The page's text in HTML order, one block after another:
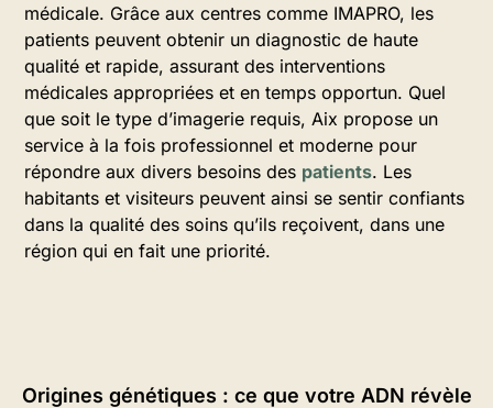
médicale. Grâce aux centres comme IMAPRO, les
patients peuvent obtenir un diagnostic de haute
qualité et rapide, assurant des interventions
médicales appropriées et en temps opportun. Quel
que soit le type d’imagerie requis, Aix propose un
service à la fois professionnel et moderne pour
répondre aux divers besoins des patients. Les
habitants et visiteurs peuvent ainsi se sentir confiants
dans la qualité des soins qu’ils reçoivent, dans une
région qui en fait une priorité.
Origines génétiques : ce que votre ADN révèle